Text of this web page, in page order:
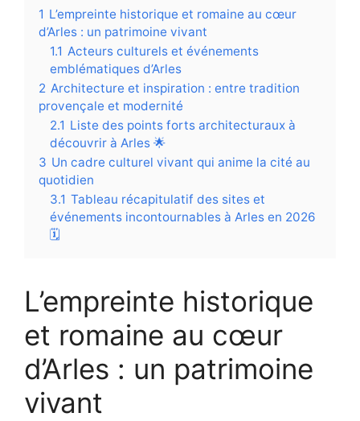
1 L’empreinte historique et romaine au cœur
d’Arles : un patrimoine vivant
1.1 Acteurs culturels et événements
emblématiques d’Arles
2 Architecture et inspiration : entre tradition
provençale et modernité
2.1 Liste des points forts architecturaux à
découvrir à Arles 🌟
3 Un cadre culturel vivant qui anime la cité au
quotidien
3.1 Tableau récapitulatif des sites et
événements incontournables à Arles en 2026
🗓️
L’empreinte historique
et romaine au cœur
d’Arles : un patrimoine
vivant